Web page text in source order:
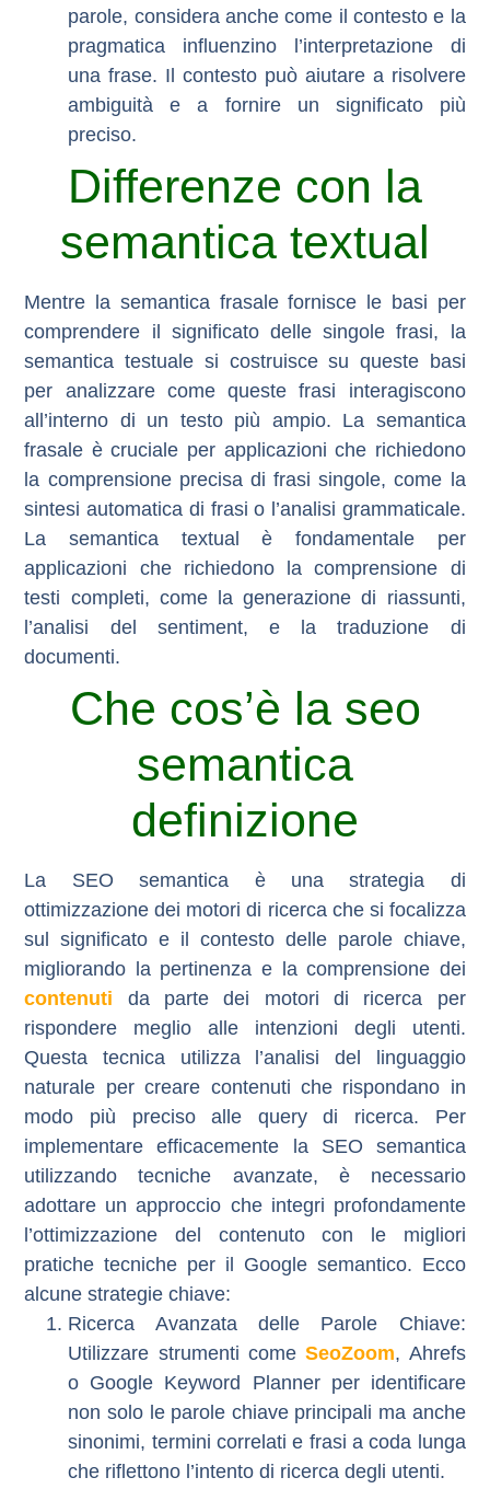
parole, considera anche come il contesto e la
pragmatica influenzino l’interpretazione di
una frase. Il contesto può aiutare a risolvere
ambiguità e a fornire un significato più
preciso.
Differenze con la
semantica textual
Mentre la semantica frasale fornisce le basi per
comprendere il significato delle singole frasi, la
semantica testuale si costruisce su queste basi
per analizzare come queste frasi interagiscono
all’interno di un testo più ampio. La semantica
frasale è cruciale per applicazioni che richiedono
la comprensione precisa di frasi singole, come la
sintesi automatica di frasi o l’analisi grammaticale.
Lasemantica textual
è fondamentale per
applicazioni che richiedono la comprensione di
testi completi, come la generazione di riassunti,
l’analisi del sentiment, e la traduzione di
documenti.
Che cos’è la seo
semantica
definizione
La SEO semantica è una strategia di
ottimizzazione dei motori di ricerca che si focalizza
sul significato e il contesto delle parole chiave,
migliorando la pertinenza e la comprensione dei
contenuti da parte dei motori di ricerca per
rispondere meglio alle intenzioni degli utenti.
Questa tecnica utilizza l’analisi del linguaggio
naturale per creare contenuti che rispondano in
modo più preciso alle query di ricerca. Per
implementare efficacemente la SEO semantica
utilizzando tecniche avanzate, è necessario
adottare un approccio che integri profondamente
l’ottimizzazione del contenuto con le migliori
pratiche tecniche per il Google semantico. Ecco
alcune strategie chiave:
Ricerca Avanzata delle Parole Chiave:
Utilizzare strumenti comeSeoZoom, Ahrefs
o Google Keyword Planner per identificare
non solo le parole chiave principali ma anche
sinonimi, termini correlati e frasi a coda lunga
che riflettono l’intento di ricerca degli utenti.